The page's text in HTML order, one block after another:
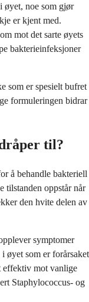
øyet, noe som gjør
er kjent med.
mot det sarte øyets
bakterieinfeksjoner
som er spesielt bufret
formuleringen bidrar
til?
å behandle bakteriell
tilstanden oppstår når
den hvite delen av
symptomer
øyet som er forårsaket
effektiv mot vanlige
Staphylococcus- og